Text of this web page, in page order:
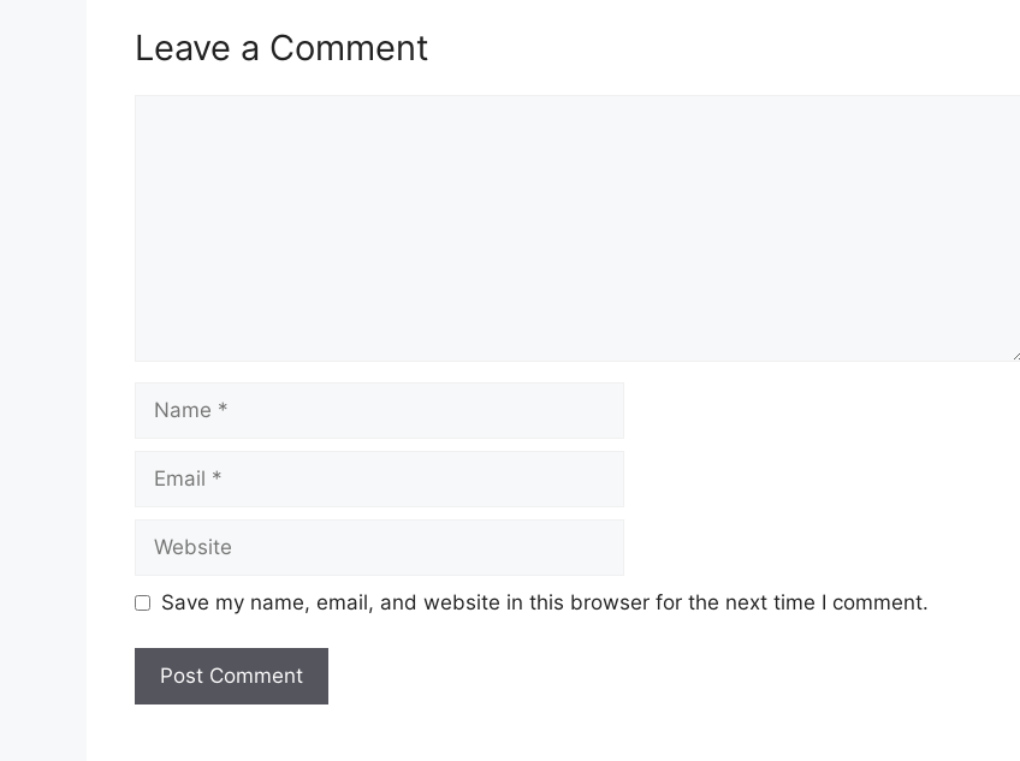
Leave a Comment
Save my name, email, and website in this browser for the next time I comment.